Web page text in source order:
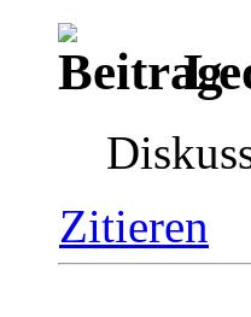
Zitieren